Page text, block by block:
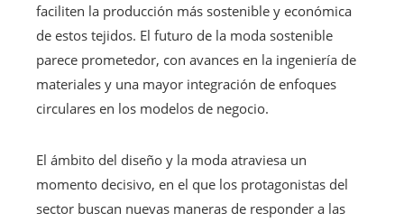
faciliten la producción más sostenible y económica
de estos tejidos. El futuro de la moda sostenible
parece prometedor, con avances en la ingeniería de
materiales y una mayor integración de enfoques
circulares en los modelos de negocio.
El ámbito del diseño y la moda atraviesa un
momento decisivo, en el que los protagonistas del
sector buscan nuevas maneras de responder a las